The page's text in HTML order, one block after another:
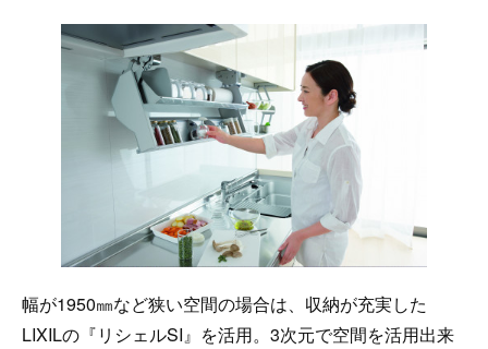
幅が1950㎜など狭い空間の場合は、収納が充実した
LIXILの『リシェルSI』を活用。3次元で空間を活用出来